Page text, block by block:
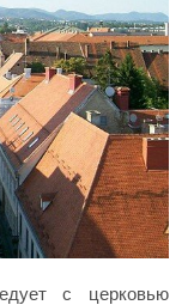
с церковью